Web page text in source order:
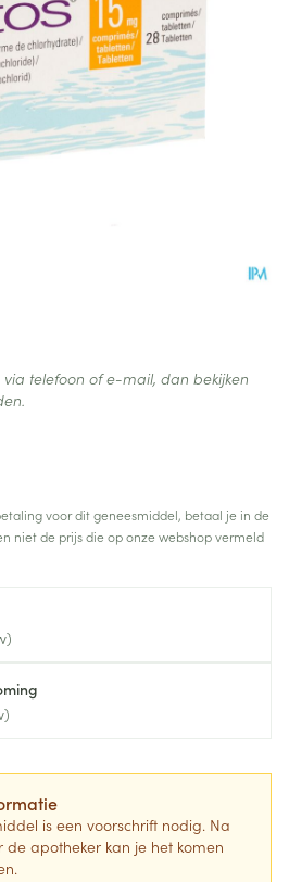
voor dit geneesmiddel, betaal je in de
niet de prijs die op onze webshop vermeld
is een voorschrift nodig. Na
apotheker kan je het komen
telefoon of e-mail, dan bekijken